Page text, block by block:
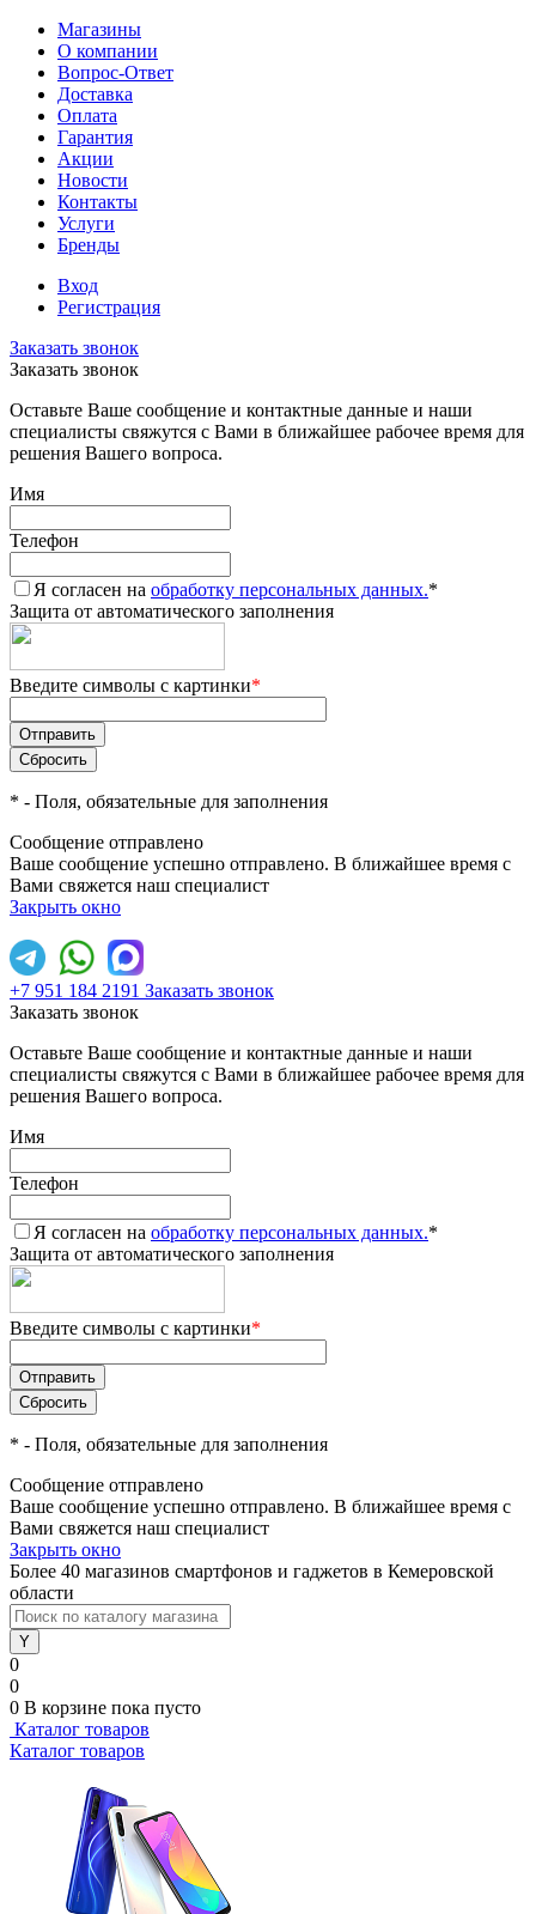
Магазины
О компании
Вопрос-Ответ
Доставка
Оплата
Гарантия
Акции
Новости
Контакты
Услуги
Бренды
Вход
Регистрация
Заказать звонок
Заказать звонок
Оставьте Ваше сообщение и контактные данные и наши
специалисты свяжутся с Вами в ближайшее рабочее время для
решения Вашего вопроса.
Имя
Телефон
Я согласен на обработку персональных данных.*
Защита от автоматического заполнения
Введите символы с картинки*
* - Поля, обязательные для заполнения
Сообщение отправлено
Ваше сообщение успешно отправлено. В ближайшее время с
Вами свяжется наш специалист
Закрыть окно
+7 951 184 2191 Заказать звонок
Заказать звонок
Оставьте Ваше сообщение и контактные данные и наши
специалисты свяжутся с Вами в ближайшее рабочее время для
решения Вашего вопроса.
Имя
Телефон
Я согласен на обработку персональных данных.*
Защита от автоматического заполнения
Введите символы с картинки*
* - Поля, обязательные для заполнения
Сообщение отправлено
Ваше сообщение успешно отправлено. В ближайшее время с
Вами свяжется наш специалист
Закрыть окно
Более 40 магазинов смартфонов и гаджетов в Кемеровской
области
0
0
0 В корзине пока пусто
Каталог товаров
Каталог товаров